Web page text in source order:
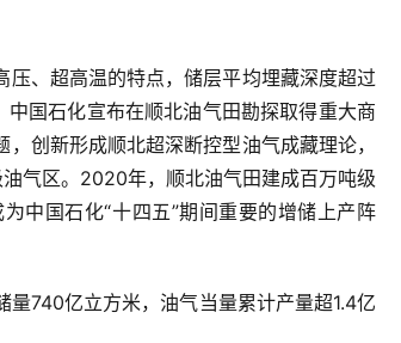
、超高温的特点，储层平均埋藏深度超过
国石化宣布在顺北油气田勘探取得重大商
创新形成顺北超深断控型油气成藏理论，
气区。2020年，顺北油气田建成百万吨级
中国石化“十四五”期间重要的增储上产阵
740亿立方米，油气当量累计产量超1.4亿